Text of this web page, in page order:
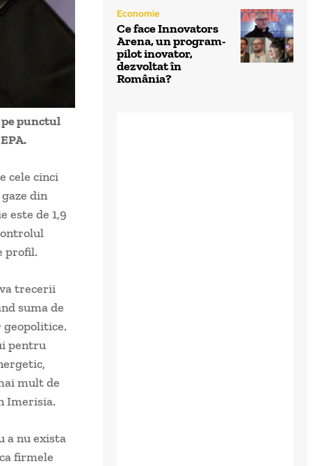
pe punctul
cele cinci
din
este de 1,9
profil.
trecerii
suma de
geopolitice.
pentru
mult de
Imerisia.
a nu exista
firmele
Economie
Ce face Innovators
Arena, un program-
pilot inovator,
dezvoltat în
România?